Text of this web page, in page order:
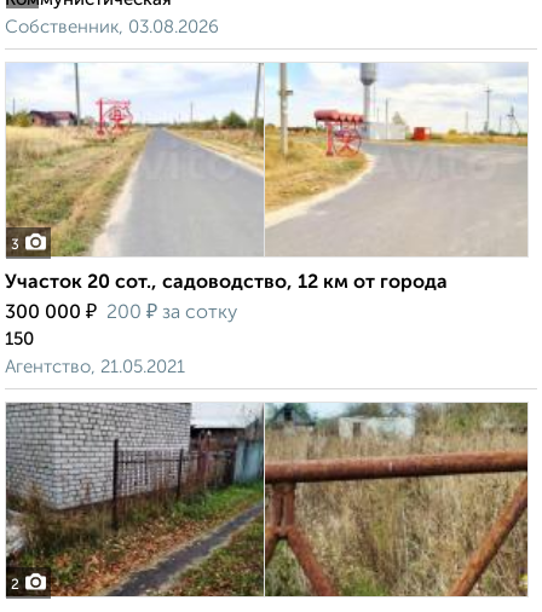
Собственник, 03.08.2026
3
Участок 20 сот., садоводство, 12 км от города
300 000 ₽ 200 ₽ за сотку
150
Агентство, 21.05.2021
2